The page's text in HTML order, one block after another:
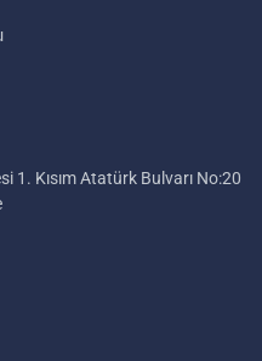
1. Kısım Atatürk Bulvarı No:20